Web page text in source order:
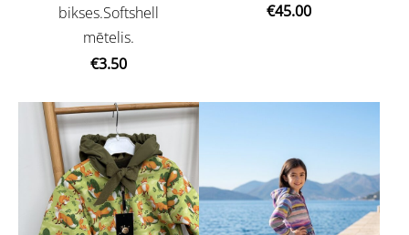
bikses.Softshell
mētelis.
€3.50
€45.00